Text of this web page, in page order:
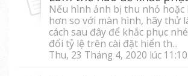
Nếu hình ảnh bị thu nhỏ
hơn so với màn hình, hãy thử
cách sau đây để khắc phục
đổi tỷ lệ trên cài đặt hiển th...
Thu, 23 Tháng 4, 2020 lúc